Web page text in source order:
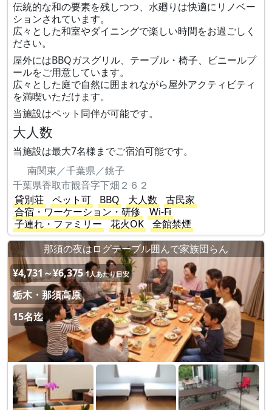
伝統的な和の要素を残しつつ、水廻りは快適にリノベー
ションされています。
広々とした和室やダイニングで楽しい時間をお過ごしく
ださい。
屋外にはBBQガスグリル、テーブル・椅子、ビニールプ
ールをご用意しています。
広々とした庭で自然に囲まれながら屋外アクティビティ
を満喫いただけます。
当施設はペット同伴が可能です。
大人数
当施設は最大7名様までご宿泊可能です。
南関東／千葉県／銚子
千葉県香取市観音字下畑２６２
貸別荘
ペット可 BBQ 大人数
古民家
合宿・ワーケーション・研修
Wi-Fi
子連れ・ファミリー
花火OK
全館禁煙
那須の夜はログテーブル囲んで家族団らん
¥4,731～¥6,375 1人あたり目安
栃木・那須高原
15名迄